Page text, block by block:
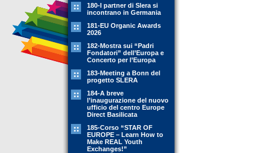
180-I partner di Slera si
incontrano in Germania
181-EU Organic Awards
2026
182-Mostra sui “Padri
Fondatori” dell’Europa e
Concerto per l’Europa
183-Meeting a Bonn del
progetto SLERA
184-A breve
l’inaugurazione del nuovo
ufficio del centro Europe
Direct Basilicata
185-Corso “STAR OF
EUROPE – Learn How to
Make REAL Youth
Exchanges!”